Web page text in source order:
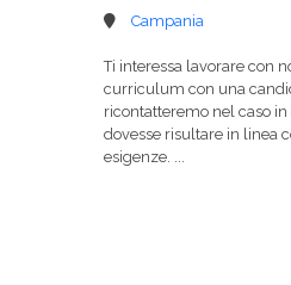
Campania
Ti interessa lavorare con
curriculum con una
ricontatteremo nel caso
dovesse risultare in linea
esigenze. ...